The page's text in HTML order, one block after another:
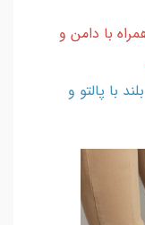
با دامن و
با پالتو و